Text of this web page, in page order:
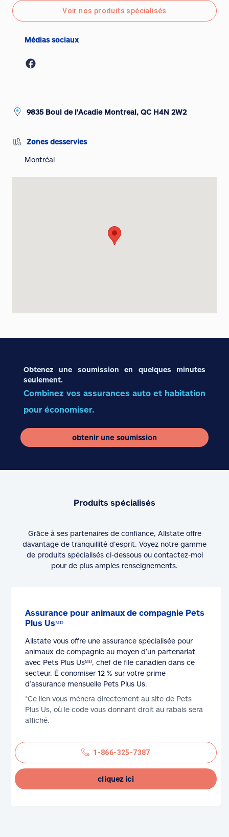
Voir nos produits spécialisés
Médias sociaux
9835 Boul de l'Acadie Montreal, QC H4N 2W2
Zones desservies
Montréal
Obtenez une soumission en quelques minutes
seulement.
Combinez vos assurances auto et habitation
pour économiser.
obtenir une soumission
Produits spécialisés
Grâce à ses partenaires de confiance, Allstate offre
davantage de tranquillité d’esprit. Voyez notre gamme
de produits spécialisés ci-dessous ou contactez-moi
pour de plus amples renseignements.
Assurance pour animaux de compagnie Pets
Plus Usᴹᴰ
Allstate vous offre une assurance spécialisée pour
animaux de compagnie au moyen d’un partenariat
avec Pets Plus Usᴹᴰ, chef de file canadien dans ce
secteur. É conomiser 12 % sur votre prime
d’assurance mensuelle Pets Plus Us.
*Ce lien vous mènera directement au site de Pets
Plus Us, où le code vous donnant droit au rabais sera
affiché.
1-866-325-7387
cliquez ici